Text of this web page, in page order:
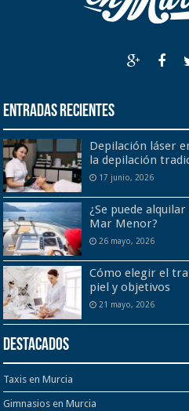
Entradas recientes
Depilación láser
la depilación
17 junio, 2026
¿Se puede
Mar Menor?
26 mayo, 2026
Cómo elegir el
piel y objetivos
21 mayo, 2026
Destacados
Taxis en Murcia
Gimnasios en Murcia